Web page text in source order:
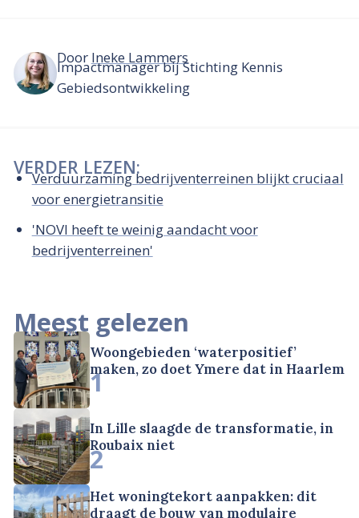
Door Ineke Lammers
Impactmanager bij Stichting Kennis
Gebiedsontwikkeling
VERDER LEZEN:
Verduurzaming bedrijventerreinen blijkt cruciaal
voor energietransitie
'NOVI heeft te weinig aandacht voor
bedrijventerreinen'
Meest gelezen
Woongebieden ‘waterpositief’
maken, zo doet Ymere dat in Haarlem
1
In Lille slaagde de transformatie, in
Roubaix niet
2
Het woningtekort aanpakken: dit
draagt de bouw van modulaire